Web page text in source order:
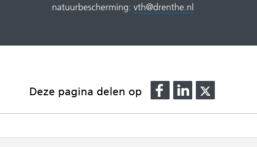
natuurbescherming:vth@drenthe.nl
Deze pagina delen op
Delen
op
Facebook
naar
Delen
op
LinkedIn
naar
op
X
naar